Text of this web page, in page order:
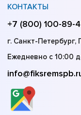
КОНТАКТЫ
+7 (800) 100-89-
г. Санкт-
Ежедневно с 10:00